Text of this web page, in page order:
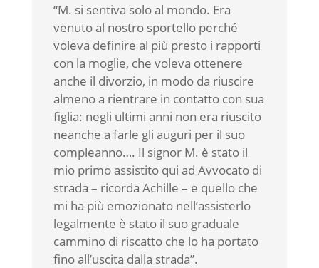
“M. si sentiva solo al mondo. Era
venuto al nostro sportello perché
voleva definire al più presto i rapporti
con la moglie, che voleva ottenere
anche il divorzio, in modo da riuscire
almeno a rientrare in contatto con sua
figlia: negli ultimi anni non era riuscito
neanche a farle gli auguri per il suo
compleanno…. Il signor M. è stato il
mio primo assistito qui ad Avvocato di
strada – ricorda Achille – e quello che
mi ha più emozionato nell’assisterlo
legalmente è stato il suo graduale
cammino di riscatto che lo ha portato
fino all’uscita dalla strada”.